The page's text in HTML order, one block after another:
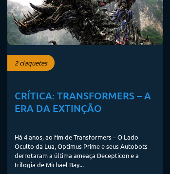
2 claquetes
CRÍTICA: TRANSFORMERS – A
ERA DA EXTINÇÃO
Há 4 anos, ao fim de Transformers – O Lado
Oculto da Lua, Optimus Prime e seus Autobots
derrotaram a última ameaça Decepticon e a
trilogia de Michael Bay...